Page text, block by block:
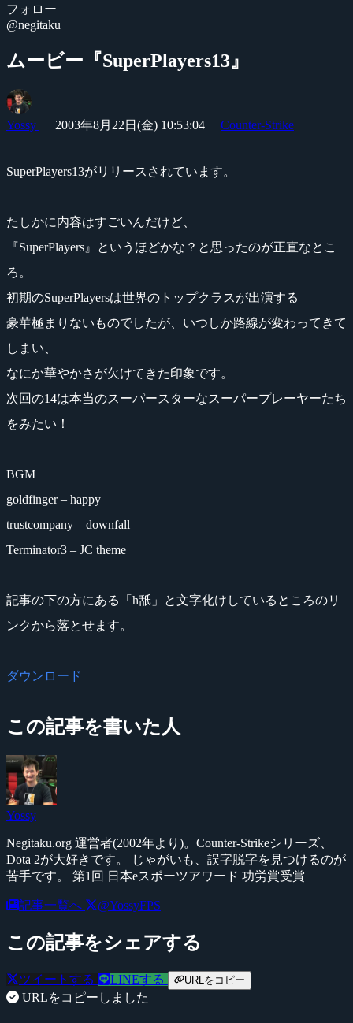
フォロー
@negitaku
ムービー『SuperPlayers13』
Yossy 2003年8月22日(金) 10:53:04 Counter-Strike
SuperPlayers13がリリースされています。
たしかに内容はすごいんだけど、
『SuperPlayers』というほどかな？と思ったのが正直なとこ
ろ。
初期のSuperPlayersは世界のトップクラスが出演する
豪華極まりないものでしたが、いつしか路線が変わってきて
しまい、
なにか華やかさが欠けてきた印象です。
次回の14は本当のスーパースターなスーパープレーヤーたち
をみたい！
BGM
goldfinger – happy
trustcompany – downfall
Terminator3 – JC theme
記事の下の方にある「h舐」と文字化けしているところのリ
ンクから落とせます。
ダウンロード
この記事を書いた人
Yossy
Negitaku.org 運営者(2002年より)。Counter-Strikeシリーズ、
Dota 2が大好きです。 じゃがいも、誤字脱字を見つけるのが
苦手です。 第1回 日本eスポーツアワード 功労賞受賞
記事一覧へ @YossyFPS
この記事をシェアする
ツイートする LINEする URLをコピー
URLをコピーしました